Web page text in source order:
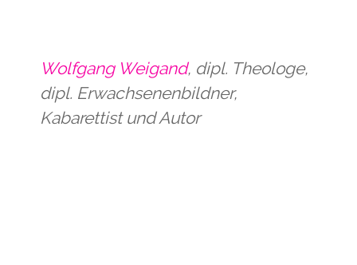
Wolfgang Weigand, dipl. Theologe,
dipl. Erwachsenenbildner,
Kabarettist und Autor